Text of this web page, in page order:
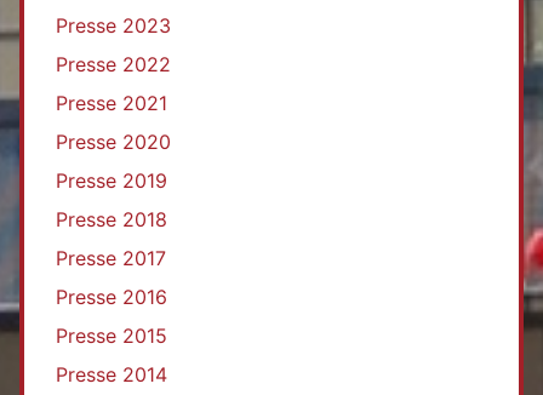
Presse 2023
Presse 2022
Presse 2021
Presse 2020
Presse 2019
Presse 2018
Presse 2017
Presse 2016
Presse 2015
Presse 2014